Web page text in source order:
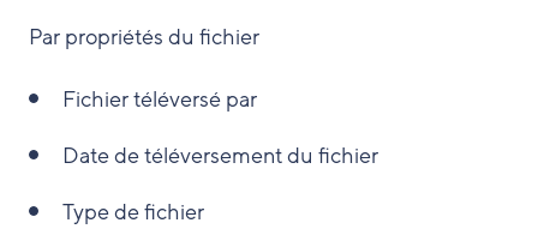
Par propriétés du fichier
Fichier téléversé par
Date de téléversement du fichier
Type de fichier